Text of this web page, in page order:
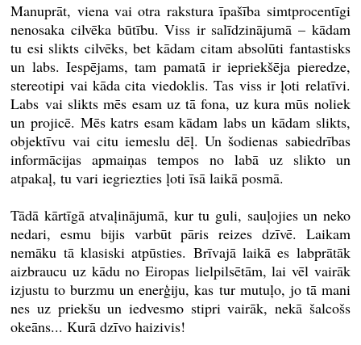
Manuprāt, viena vai otra rakstura īpašība simtprocentīgi
nenosaka cilvēka būtību. Viss ir salīdzinājumā – kādam
tu esi slikts cilvēks, bet kādam citam absolūti fantastisks
un labs. Iespējams, tam pamatā ir iepriekšēja pieredze,
stereotipi vai kāda cita viedoklis. Tas viss ir ļoti relatīvi.
Labs vai slikts mēs esam uz tā fona, uz kura mūs noliek
un projicē. Mēs katrs esam kādam labs un kādam slikts,
objektīvu vai citu iemeslu dēļ. Un šodienas sabiedrības
informācijas apmaiņas tempos no labā uz slikto un
atpakaļ, tu vari iegriezties ļoti īsā laikā posmā.
Tādā kārtīgā atvaļinājumā, kur tu guli, sauļojies un neko
nedari, esmu bijis varbūt pāris reizes dzīvē. Laikam
nemāku tā klasiski atpūsties. Brīvajā laikā es labprātāk
aizbraucu uz kādu no Eiropas lielpilsētām, lai vēl vairāk
izjustu to burzmu un enerģiju, kas tur mutuļo, jo tā mani
nes uz priekšu un iedvesmo stipri vairāk, nekā šalcošs
okeāns... Kurā dzīvo haizivis!